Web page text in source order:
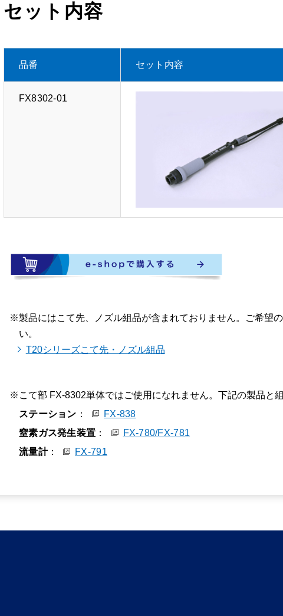
セット内容
品番 セット内容
FX8302-01
製品にはこて先、ノズル組品が含まれておりません。ご希望
い。
T20シリーズこて先・ノズル組品
こて部 FX-8302単体ではご使用になれません。下記の製品と
ステーション ：
FX-838
窒素ガス発生装置 ：
FX-780/FX-781
流量計： FX-791